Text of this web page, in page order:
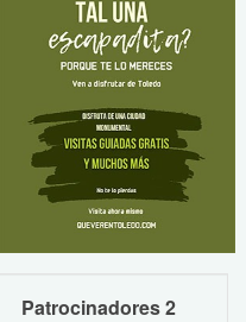
Patrocinadores 2